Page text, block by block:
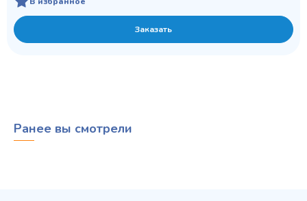
Заказать
Ранее вы смотрели